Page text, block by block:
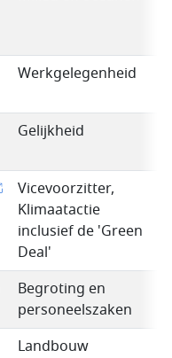
Werkgelegenheid
Gelijkheid
Vicevoorzitter,
Klimaatactie
inclusief de 'Green
Deal'
Begroting en
personeelszaken
Landbouw